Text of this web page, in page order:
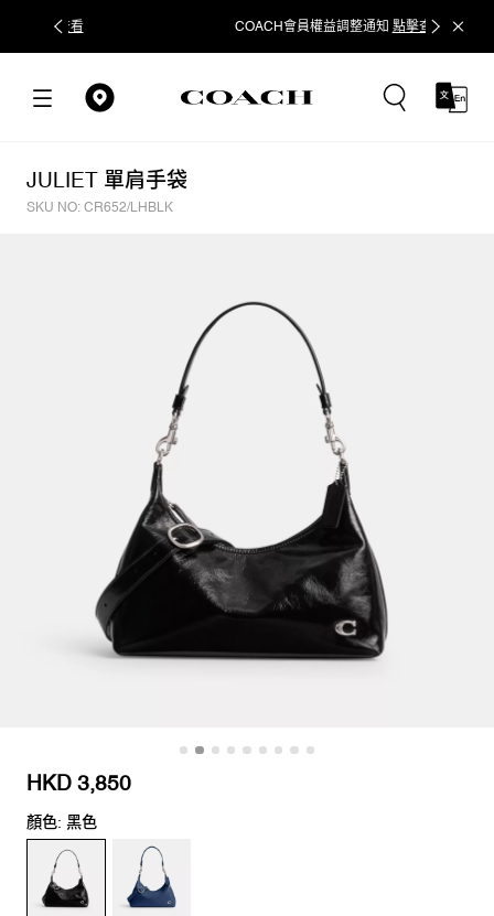
COACH會員權益調整通知點擊查看 立即追蹤
JULIET 單肩手袋
SKU NO: CR652/LHBLK
HKD 3,850
顏色: 黑色